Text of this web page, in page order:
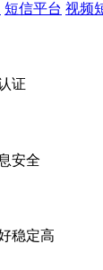
短信平台 视频
证
安全
稳定高